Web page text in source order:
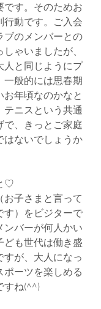
です。そのためお
行動です。ご入会
ブのメンバーとの
ゃいましたが、
人と同じようにプ
一般的には思春期
お年頃なのかなと
テニスという共通
で、きっとご家庭
はないでしょうか
♡
子さまと言って
す）をビジターで
ンバーが何人かい
ども世代は働き盛
すが、大人になっ
ポーツを楽しめる
すね(^^)